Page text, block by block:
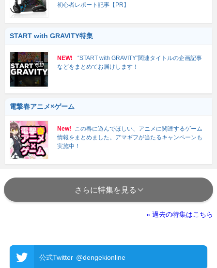
初心者レポート記事【PR】
START with GRAVITY特集
NEW!
“START with GRAVITY”関連タイトルの企画記事
などをまとめてお届けします！
電撃春アニメ×ゲーム
New!
この春に遊んでほしい、アニメに関連するゲーム
情報をまとめました。アマギフが当たるキャンペーンも
実施中！
さらに特集を見る
» 過去の特集はこちら
公式Twitter @dengekionline